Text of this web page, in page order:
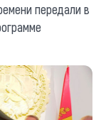
передали в